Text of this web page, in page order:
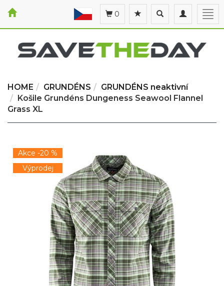
Toggle
navigation
Toggle
search
0
HOME GRUNDÉNS
GRUNDÉNS neaktivní
Košile Grundéns Dungeness Seawool Flannel
Grass XL
Akce -20 %
Výprodej